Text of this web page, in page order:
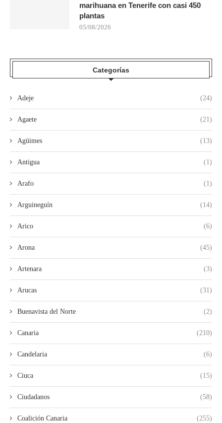
marihuana en Tenerife con casi 450
plantas
05/08/2026
Categorías
Adeje (24)
Agaete (21)
Agüimes (13)
Antigua (1)
Arafo (1)
Arguineguín (14)
Arico (6)
Arona (45)
Artenara (3)
Arucas (31)
Buenavista del Norte (2)
Canaria (210)
Candelaria (6)
Ciuca (15)
Ciudadanos (58)
Coalición Canaria (255)